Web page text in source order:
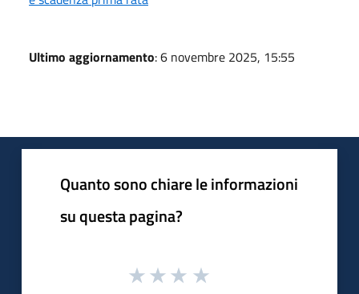
Ultimo aggiornamento: 6 novembre 2025, 15:55
Quanto sono chiare le informazioni
su questa pagina?